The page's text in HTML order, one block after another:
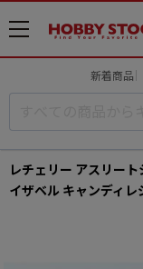
メ
ニ
新着商品
レチェリー アスリー
イザベル キャンディ